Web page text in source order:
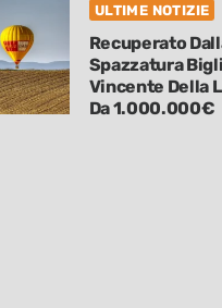
ULTIME NOTIZIE
Recuperato
Spazzatura
Vincente Della
Da 1.000.000€